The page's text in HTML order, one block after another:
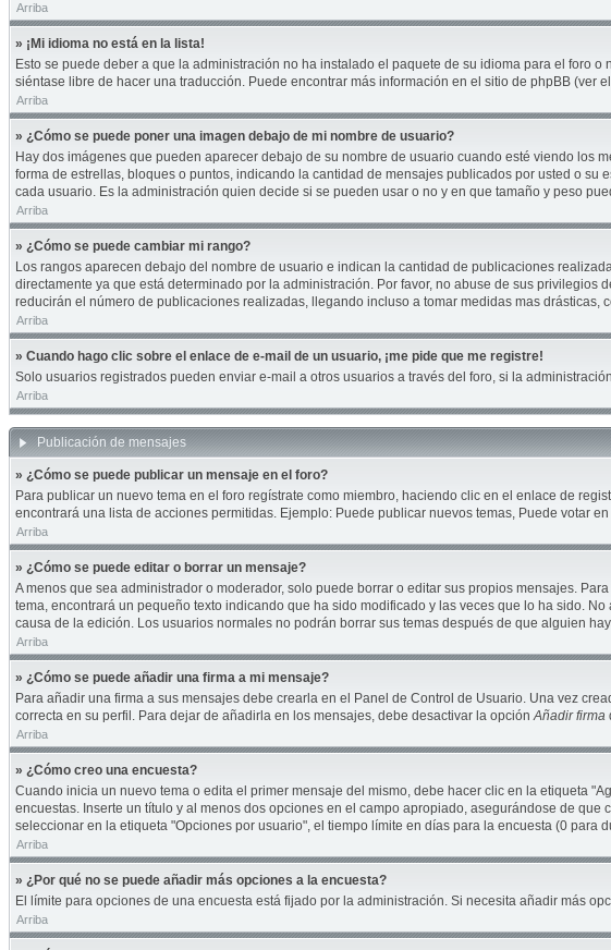
Arriba
» ¡Mi idioma no está en la lista!
Esto se puede deber a que la administración no ha instalado el paquete de su idioma para el foro
siéntase libre de hacer una traducción. Puede encontrar más información en el sitio de phpBB (ver
Arriba
» ¿Cómo se puede poner una imagen debajo de mi nombre de usuario?
Hay dos imágenes que pueden aparecer debajo de su nombre de usuario cuando esté viendo
forma de estrellas, bloques o puntos, indicando la cantidad de mensajes publicados por usted o
cada usuario. Es la administración quien decide si se pueden usar o no y en que tamaño y peso
Arriba
» ¿Cómo se puede cambiar mi rango?
Los rangos aparecen debajo del nombre de usuario e indican la cantidad de publicaciones
directamente ya que está determinado por la administración. Por favor, no abuse de sus
reducirán el número de publicaciones realizadas, llegando incluso a tomar medidas mas drásticas,
Arriba
» Cuando hago clic sobre el enlace de e-mail de un usuario, ¡me pide que me registre!
Solo usuarios registrados pueden enviar e-mail a otros usuarios a través del foro, si la
Arriba
Publicación de mensajes
» ¿Cómo se puede publicar un mensaje en el foro?
Para publicar un nuevo tema en el foro regístrate como miembro, haciendo clic en el enlace de
encontrará una lista de acciones permitidas. Ejemplo: Puede publicar nuevos temas, Puede votar
Arriba
» ¿Cómo se puede editar o borrar un mensaje?
A menos que sea administrador o moderador, solo puede borrar o editar sus propios mensajes.
tema, encontrará un pequeño texto indicando que ha sido modificado y las veces que lo ha sido.
causa de la edición. Los usuarios normales no podrán borrar sus temas después de que alguien
Arriba
» ¿Cómo se puede añadir una firma a mi mensaje?
Para añadir una firma a sus mensajes debe crearla en el Panel de Control de Usuario. Una vez
correcta en su perfil. Para dejar de añadirla en los mensajes, debe desactivar la opciónAñadir firma
Arriba
» ¿Cómo creo una encuesta?
Cuando inicia un nuevo tema o edita el primer mensaje del mismo, debe hacer clic en la etiqueta
encuestas. Inserte un título y al menos dos opciones en el campo apropiado, asegurándose de
seleccionar en la etiqueta "Opciones por usuario", el tiempo límite en días para la encuesta (0
Arriba
» ¿Por qué no se puede añadir más opciones a la encuesta?
El límite para opciones de una encuesta está fijado por la administración. Si necesita añadir más
Arriba